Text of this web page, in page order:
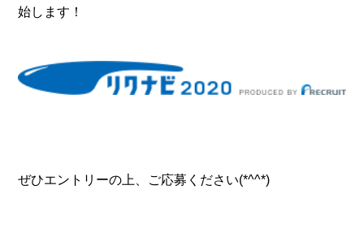
始します！
ぜひエントリーの上、ご応募ください(*^^*)